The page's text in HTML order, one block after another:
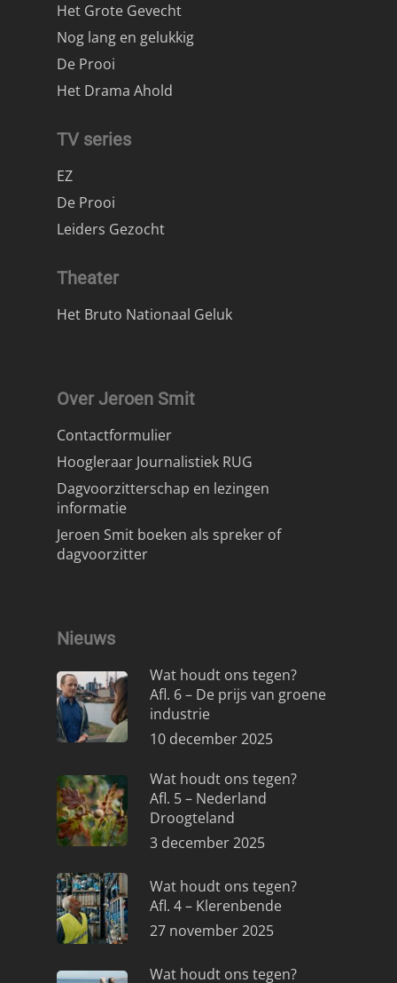
Het Grote Gevecht
Nog lang en gelukkig
De Prooi
Het Drama Ahold
TV series
EZ
De Prooi
Leiders Gezocht
Theater
Het Bruto Nationaal Geluk
Over Jeroen Smit
Contactformulier
Hoogleraar Journalistiek RUG
Dagvoorzitterschap en lezingen
informatie
Jeroen Smit boeken als spreker of
dagvoorzitter
Nieuws
Wat houdt ons tegen?
Afl. 6 – De prijs van groene
industrie
10 december 2025
Wat houdt ons tegen?
Afl. 5 – Nederland
Droogteland
3 december 2025
Wat houdt ons tegen?
Afl. 4 – Klerenbende
27 november 2025
Wat houdt ons tegen?